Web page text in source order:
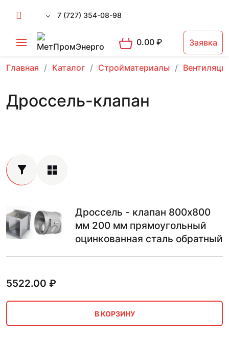
7 (727) 354-08-98
0.00₽ Заявка
Главная Каталог Стройматериалы
Дроссель-клапан
Дроссель - клапан 800х800
мм 200 мм прямоугольный
оцинкованная сталь обратный
5522.00 ₽
В КОРЗИНУ